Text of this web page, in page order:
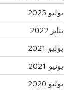
يوليو 2025
يناير 2022
يوليو 2021
يونيو 2021
يوليو 2020